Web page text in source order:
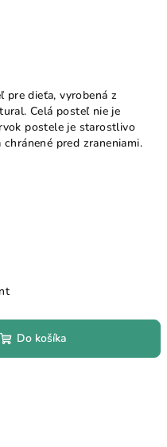
pre dieťa, vyrobená z
Celá posteľ nie je
postele je starostlivo
pred zraneniami.
Do košíka